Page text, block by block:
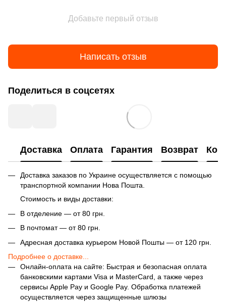
Добавьте первый отзыв
Написать отзыв
Поделиться в соцсетях
Доставка Оплата Гарантия Возврат
Доставка заказов по Украине осуществляется с помощью
транспортной компании Нова Пошта.
Стоимость и виды доставки:
В отделение — от 80 грн.
В почтомат — от 80 грн.
Адресная доставка курьером Новой Пошты — от 120 грн.
Подробнее о доставке...
Онлайн-оплата на сайте: Быстрая и безопасная оплата
банковскими картами Visa и MasterCard, а также через
сервисы Apple Pay и Google Pay. Обработка платежей
осуществляется через защищенные шлюзы